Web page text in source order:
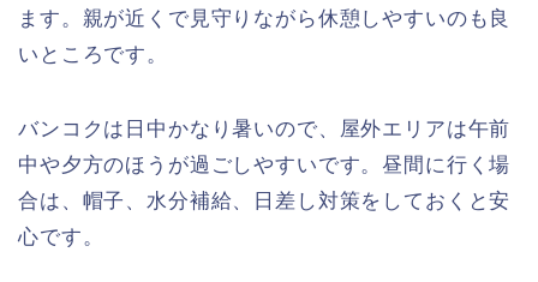
ます。親が近くで見守りながら休憩しやすいのも良
いところです。
バンコクは日中かなり暑いので、屋外エリアは午前
中や夕方のほうが過ごしやすいです。昼間に行く場
合は、帽子、水分補給、日差し対策をしておくと安
心です。